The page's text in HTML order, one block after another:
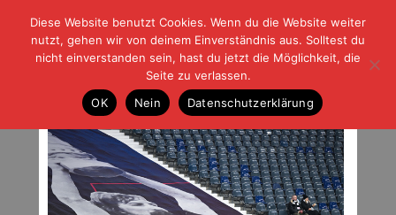
| | |BLOG-GFußball und der Rest
HOME|REGELN|IMPRESSUM |DATENSCHUTZ
Mal gewinnt man, mal verliert man
Samstag, 22.01.22 | 07:00 Uhr
Diese Website benutzt Cookies. Wenn du die Website weiter
nutzt, gehen wir von deinem Einverständnis aus. Solltest du
nicht einverstanden sein, hast du jetzt die Möglichkeit, die
Seite zu verlassen.
OK
Nein Datenschutzerklärung